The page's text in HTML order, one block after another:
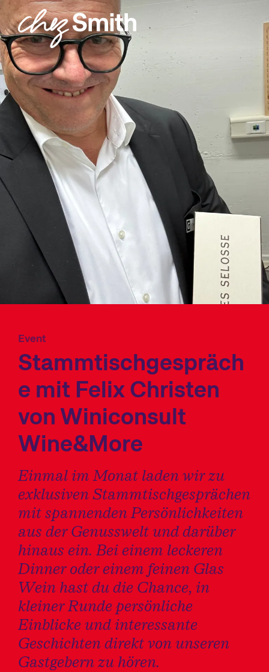
Event
Stammtischgespräch
e mit Felix Christen
von Winiconsult
Wine&More
Einmal im Monat laden wir zu
exklusiven Stammtischgesprächen
mit spannenden Persönlichkeiten
aus der Genusswelt und darüber
hinaus ein. Bei einem leckeren
Dinner oder einem feinen Glas
Wein hast du die Chance, in
kleiner Runde persönliche
Einblicke und interessante
Geschichten direkt von unseren
Gastgebern zu hören.